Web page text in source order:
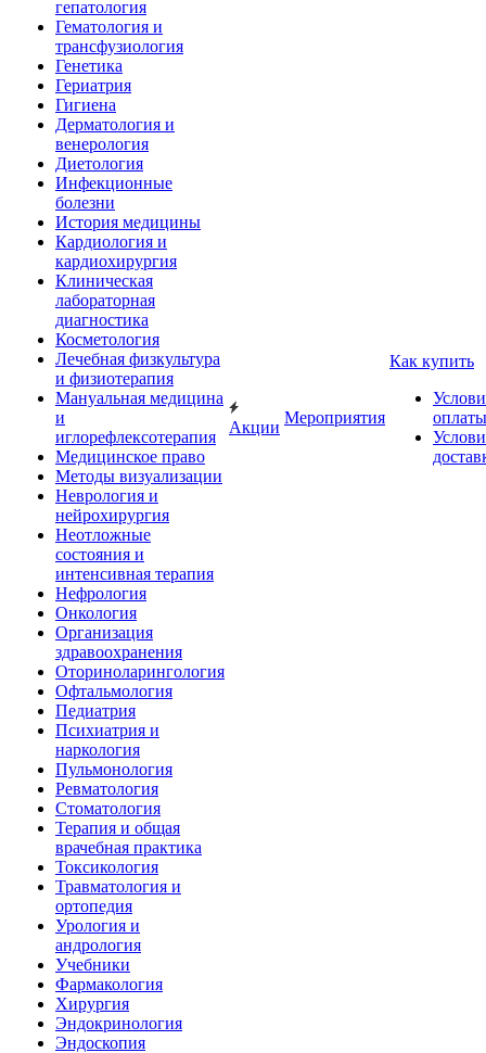
гепатология
Гематология и
трансфузиология
Генетика
Гериатрия
Гигиена
Дерматология и
венерология
Диетология
Инфекционные
болезни
История медицины
Кардиология и
кардиохирургия
Клиническая
лабораторная
диагностика
Косметология
Лечебная физкультура
и физиотерапия
Мануальная медицина
и
иглорефлексотерапия
Медицинское право
Методы визуализации
Неврология и
нейрохирургия
Неотложные
состояния и
интенсивная терапия
Нефрология
Онкология
Организация
здравоохранения
Оториноларингология
Офтальмология
Педиатрия
Психиатрия и
наркология
Пульмонология
Ревматология
Стоматология
Терапия и общая
врачебная практика
Токсикология
Травматология и
ортопедия
Урология и
андрология
Учебники
Фармакология
Хирургия
Эндокринология
Эндоскопия
Акции
Мероприятия
Как купить
оплаты